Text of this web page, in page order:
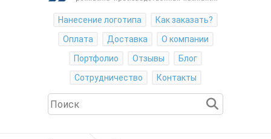
Нанесение логотипа
Как заказать?
Оплата
Доставка
О компании
Портфолио
Отзывы
Блог
Сотрудничество
Контакты